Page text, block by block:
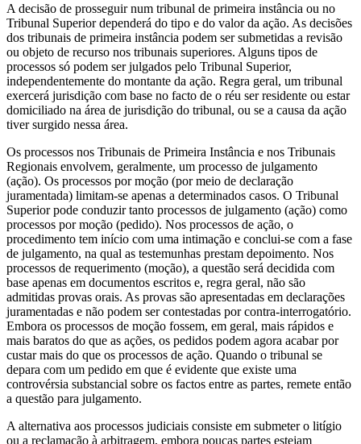
A decisão de prosseguir num tribunal de primeira instância ou no
Tribunal Superior dependerá do tipo e do valor da ação. As decisões
dos tribunais de primeira instância podem ser submetidas a revisão
ou objeto de recurso nos tribunais superiores. Alguns tipos de
processos só podem ser julgados pelo Tribunal Superior,
independentemente do montante da ação. Regra geral, um tribunal
exercerá jurisdição com base no facto de o réu ser residente ou estar
domiciliado na área de jurisdição do tribunal, ou se a causa da ação
tiver surgido nessa área.
Os processos nos Tribunais de Primeira Instância e nos Tribunais
Regionais envolvem, geralmente, um processo de julgamento
(ação). Os processos por moção (por meio de declaração
juramentada) limitam-se apenas a determinados casos. O Tribunal
Superior pode conduzir tanto processos de julgamento (ação) como
processos por moção (pedido). Nos processos de ação, o
procedimento tem início com uma intimação e conclui-se com a fase
de julgamento, na qual as testemunhas prestam depoimento. Nos
processos de requerimento (moção), a questão será decidida com
base apenas em documentos escritos e, regra geral, não são
admitidas provas orais. As provas são apresentadas em declarações
juramentadas e não podem ser contestadas por contra-interrogatório.
Embora os processos de moção fossem, em geral, mais rápidos e
mais baratos do que as ações, os pedidos podem agora acabar por
custar mais do que os processos de ação. Quando o tribunal se
depara com um pedido em que é evidente que existe uma
controvérsia substancial sobre os factos entre as partes, remete então
a questão para julgamento.
A alternativa aos processos judiciais consiste em submeter o litígio
ou a reclamação à arbitragem, embora poucas partes estejam